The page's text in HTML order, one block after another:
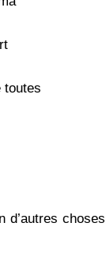
toutes
d’autres choses